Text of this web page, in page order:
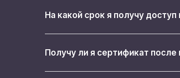
На какой срок я получу
Получу ли я сертификат